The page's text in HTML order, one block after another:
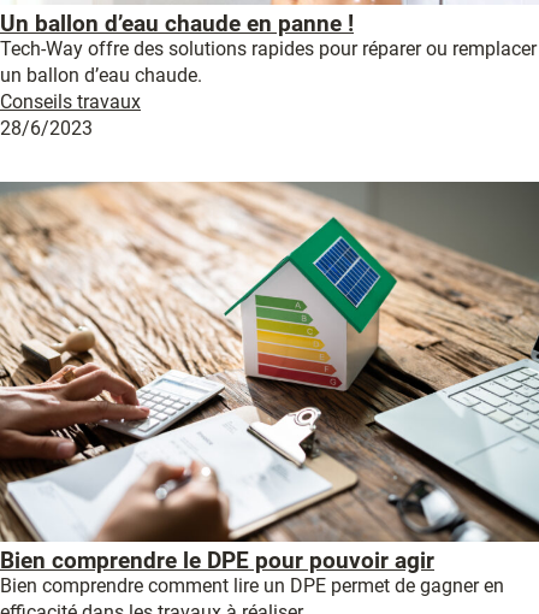
Un ballon d’eau chaude en panne !
Tech-Way offre des solutions rapides pour réparer ou remplacer
un ballon d’eau chaude.
Conseils travaux
28/6/2023
Bien comprendre le DPE pour pouvoir agir
Bien comprendre comment lire un DPE permet de gagner en